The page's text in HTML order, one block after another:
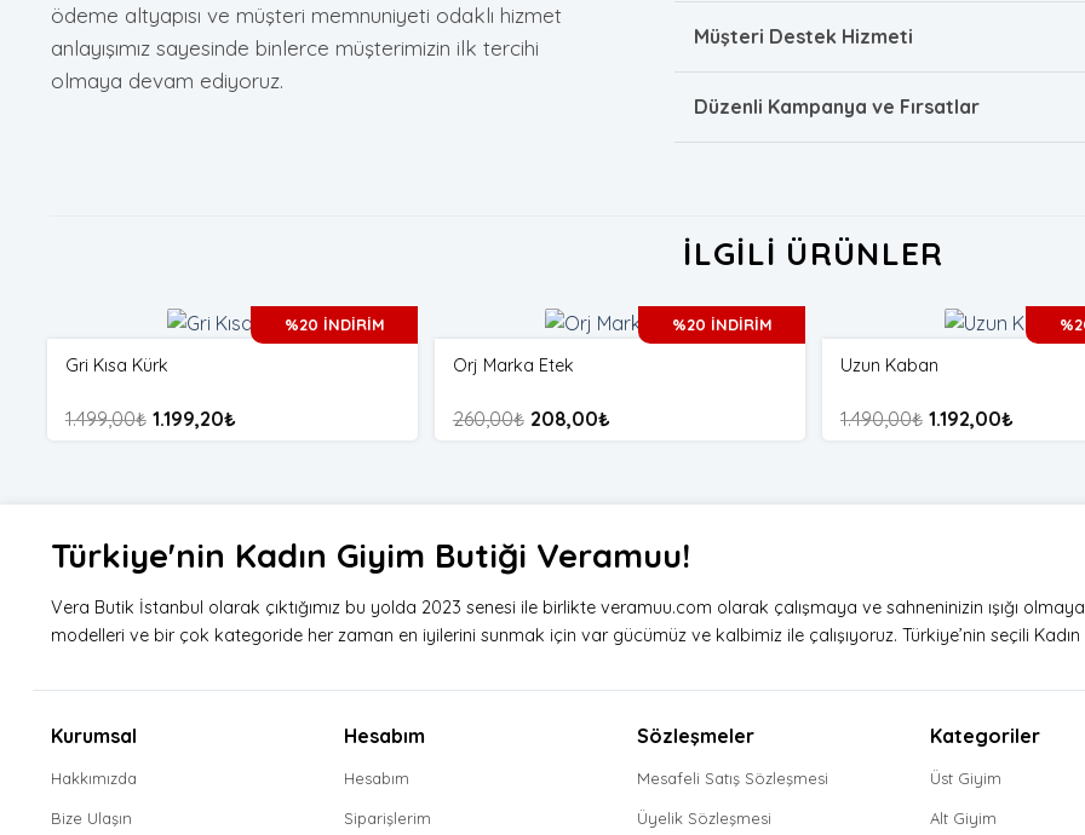
ödeme altyapısı ve müşteri memnuniyeti odaklı hizmet
anlayışımız sayesinde binlerce müşterimizin ilk tercihi
olmaya devam ediyoruz.
Müşteri Destek Hizmeti
Düzenli Kampanya ve Fırsatlar
İLGILI ÜRÜNLER
%20 İNDİRİM
Gri Kısa Kürk
1.499,00₺ 1.199,20₺
%20 İNDİRİM
Orj Marka Etek
260,00₺ 208,00₺
Uzun Kaban
1.490,00₺ 1.192,00₺
Türkiye'nin Kadın Giyim Butiği Veramuu!
Vera Butik İstanbul olarak çıktığımız bu yolda 2023 senesi ile birlikte veramuu.com olarak çalışmaya ve sahneninizin ışığı
modelleri ve bir çok kategoride her zaman en iyilerini sunmak için var gücümüz ve kalbimiz ile çalışıyoruz. Türkiye’nin seçili
Kurumsal
Hakkımızda
Bize Ulaşın
Hesabım
Hesabım
Siparişlerim
Sözleşmeler
Mesafeli Satış Sözleşmesi
Üyelik Sözleşmesi
Kategoriler
Üst Giyim
Alt Giyim